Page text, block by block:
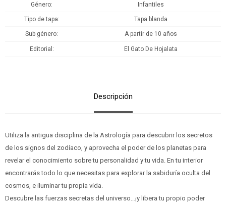
Género Infantiles
Tipo de tapa Tapa blanda
Sub género A partir de 10 años
Editorial El Gato De Hojalata
Descripción
Utiliza la antigua disciplina de la Astrología para descubrir los secretos
de los signos del zodíaco, y aprovecha el poder de los planetas para
revelar el conocimiento sobre tu personalidad y tu vida. En tu interior
encontrarás todo lo que necesitas para explorar la sabiduría oculta del
cosmos, e iluminar tu propia vida.
Descubre las fuerzas secretas del universo…¡y libera tu propio poder